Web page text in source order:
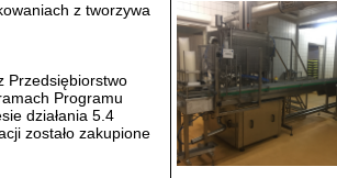
z tworzywa
Przedsiębiorstwo
Programu
działania 5.4
zostało zakupione